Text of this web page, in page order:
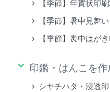
【季節】年賀状印
【季節】暑中見舞
【季節】喪中はが
keyboard_arrow_down 印鑑・はんこを作
シヤチハタ・浸透印